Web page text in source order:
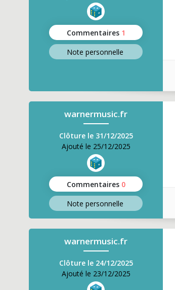
Commentaires 1
Note personnelle
warnermusic.fr
Clôture le 31/12/2025
Ajouté le 25/12/2025
Commentaires 0
Note personnelle
warnermusic.fr
Clôture le 24/12/2025
Ajouté le 23/12/2025